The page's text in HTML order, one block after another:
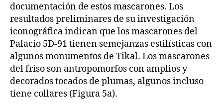
documentación de estos mascarones. Los
resultados preliminares de su investigación
iconográfica indican que los mascarones del
Palacio 5D-91 tienen semejanzas estilísticas con
algunos monumentos de Tikal. Los mascarones
del friso son antropomorfos con amplios y
decorados tocados de plumas, algunos incluso
tiene collares (Figura 5a).